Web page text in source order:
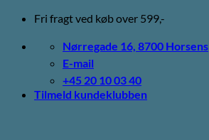
Fortsæt
indhold
Fri fragt ved køb over 599,-
Nørregade 16, 8700 Horsens
E-mail
+45 20 10 03 40
Tilmeld kundeklubben